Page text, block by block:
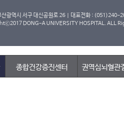
종합건강증진센터 권역심뇌혈관
산광역시 서구 대신공원로 26 | 대표전화 :
DONG-A UNIVERSITY HOSPITAL. ALL